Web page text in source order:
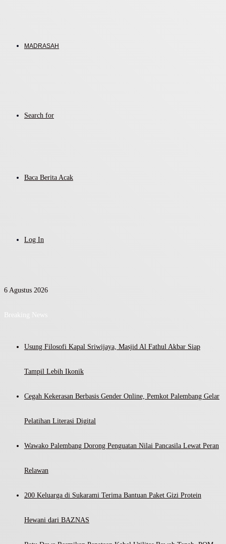
MADRASAH
Search for
Baca Berita Acak
Log In
6 Agustus 2026
Breaking News
Usung Filosofi Kapal Sriwijaya, Masjid Al Fathul Akbar Siap
Tampil Lebih Ikonik
Cegah Kekerasan Berbasis Gender Online, Pemkot Palembang Gelar
Pelatihan Literasi Digital
Wawako Palembang Dorong Penguatan Nilai Pancasila Lewat Peran
Relawan
200 Keluarga di Sukarami Terima Bantuan Paket Gizi Protein
Hewani dari BAZNAS